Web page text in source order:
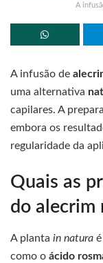
A
A infusão de
uma alternativa
capilares. A
embora os
regularidade da
Quais as
do alecrim
A planta in natura
como o ácido